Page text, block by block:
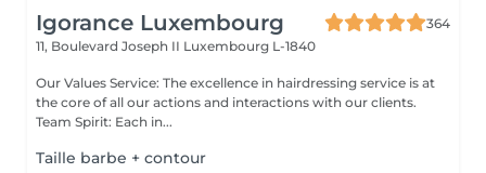
Igorance Luxembourg
364
11, Boulevard Joseph II Luxembourg L-1840
Our Values Service: The excellence in hairdressing service is at
the core of all our actions and interactions with our clients.
Team Spirit: Each in...
Taille barbe + contour